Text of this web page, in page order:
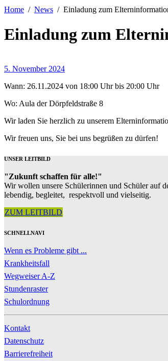
Home News Einladung zum
Einladung zum
5. November 2024
Wann: 26.11.2024 von 18:00 Uhr bis 20:00 Uhr
Wo: Aula der Dörpfeldstraße 8
Wir laden Sie herzlich zu unserem
Wir freuen uns, Sie bei uns begrüßen zu dürfen!
UNSER LEITBILD
"Zukunft schaffen für alle!"
Wir wollen unsere Schülerinnen und Schüler auf
lebendig, begleitet, respektvoll und vielseitig.
ZUM LEITBILD
SCHNELLNAVI
Wenn es Probleme gibt ...
Krankheitsfall
Wegweiser A-Z
Stundenraster
Schulordnung
Kontakt
Datenschutz
Barrierefreiheit